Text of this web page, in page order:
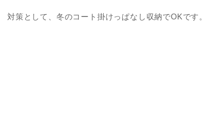
対策として、冬のコート掛けっぱなし収納でOKです。